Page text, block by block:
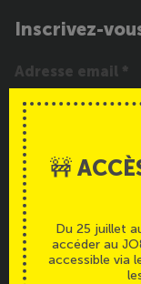
Service
Accessibilité
Inscrivez-
🚧
Du 25 juillet
accéder au
accessible via